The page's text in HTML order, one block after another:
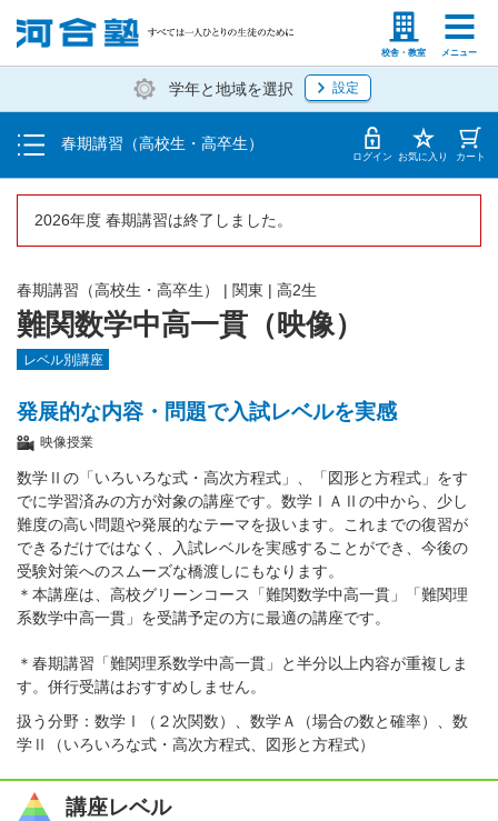
校舎・教室 メニュー
塾生の方 高等学校の先生
学年と地域を選択 設定
春期講習（高校生・高卒生）
受講料・お申し込み方法
受講開始までの流れ
校舎・教室一覧 ログイン お気に入り カート
2026年度 春期講習は終了しました。
難関数学中高一貫（映像）
春期講習（高校生・高卒生） | 関東 | 高2生
レベル別講座
発展的な内容・問題で入試レベルを実感
映像授業
数学Ⅱの「いろいろな式・高次方程式」、「図形と方程式」をす
でに学習済みの方が対象の講座です。数学ⅠＡⅡの中から、少し
難度の高い問題や発展的なテーマを扱います。これまでの復習が
できるだけではなく、入試レベルを実感することができ、今後の
受験対策へのスムーズな橋渡しにもなります。
＊本講座は、高校グリーンコース「難関数学中高一貫」「難関理
系数学中高一貫」を受講予定の方に最適の講座です。
＊春期講習「難関理系数学中高一貫」と半分以上内容が重複しま
す。併行受講はおすすめしません。
扱う分野：数学Ⅰ（２次関数）、数学Ａ（場合の数と確率）、数
学Ⅱ（いろいろな式・高次方程式、図形と方程式）
講座レベル